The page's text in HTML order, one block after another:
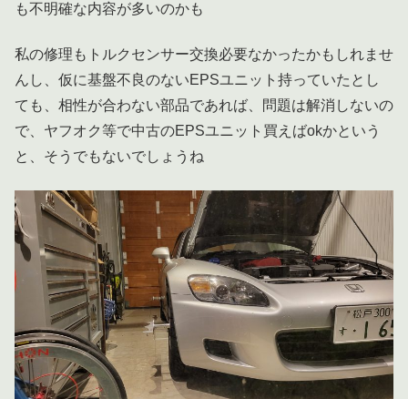
も不明確な内容が多いのかも
私の修理もトルクセンサー交換必要なかったかもしれませ
んし、仮に基盤不良のないEPSユニット持っていたとし
ても、相性が合わない部品であれば、問題は解消しないの
で、ヤフオク等で中古のEPSユニット買えばokかという
と、そうでもないでしょうね